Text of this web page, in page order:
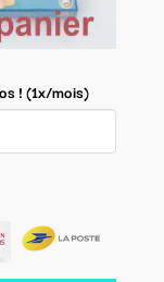
! (1x/mois)